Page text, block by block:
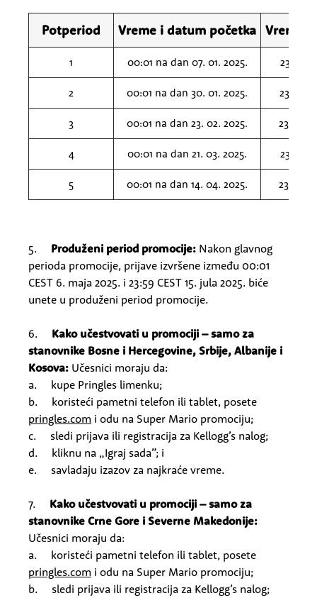
Potperiod Vreme i datum početka Vreme i
1 00:01 na dan 07. 01. 2025. 23:59
2 00:01 na dan 30. 01. 2025. 23:59
3 00:01 na dan 23. 02. 2025. 23:59
4 00:01 na dan 21. 03. 2025. 23:59
5 00:01 na dan 14. 04. 2025. 23:59
5. Produženi period promocije: Nakon glavnog
perioda promocije, prijave izvršene između 00:01
CEST 6. maja 2025. i 23:59 CEST 15. jula 2025. biće
unete u produženi period promocije.
6. Kako učestvovati u promociji – samo za
stanovnike Bosne i Hercegovine, Srbije, Albanije i
Kosova: Učesnici moraju da:
a. kupe Pringles limenku;
b. koristeći pametni telefon ili tablet, posete
pringles.com i odu na Super Mario promociju;
c. sledi prijava ili registracija za Kellogg’s nalog;
d. kliknu na „Igraj sada”; i
e. savladaju izazov za najkraće vreme.
7. Kako učestvovati u promociji – samo za
stanovnike Crne Gore i Severne Makedonije:
Učesnici moraju da:
a. koristeći pametni telefon ili tablet, posete
pringles.com i odu na Super Mario promociju;
b. sledi prijava ili registracija za Kellogg’s nalog;